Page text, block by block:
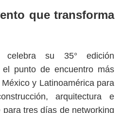
que transforma
celebra su 35° edición
el punto de encuentro más
y Latinoamérica para
arquitectura e
tres días de networking